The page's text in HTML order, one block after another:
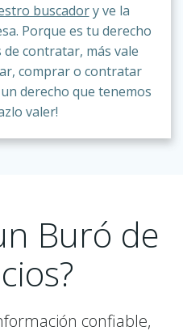
buscadory ve la
Porque es tu derecho
contratar, más vale
comprar o contratar
derecho que tenemos
valer!
Buró de
confiable,